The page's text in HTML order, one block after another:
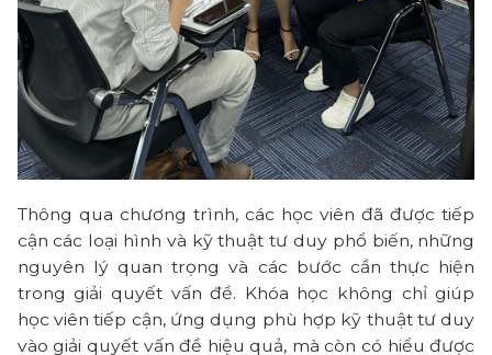
Thông qua chương trình, các học viên đã được tiếp
cận các loại hình và kỹ thuật tư duy phổ biến, những
nguyên lý quan trọng và các bước cần thực hiện
trong giải quyết vấn đề. Khóa học không chỉ giúp
học viên tiếp cận, ứng dụng phù hợp kỹ thuật tư duy
vào giải quyết vấn đề hiệu quả, mà còn có hiểu được